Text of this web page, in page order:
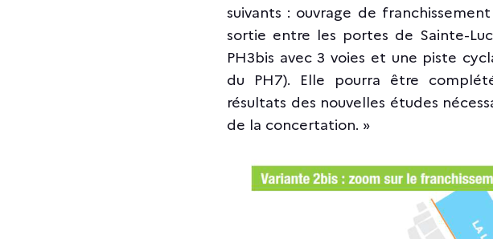
suivants : ouvrage de
sortie entre les portes de Sainte-
PH3bis avec 3 voies et une piste
du PH7). Elle pourra être
résultats des nouvelles études
de la concertation. »